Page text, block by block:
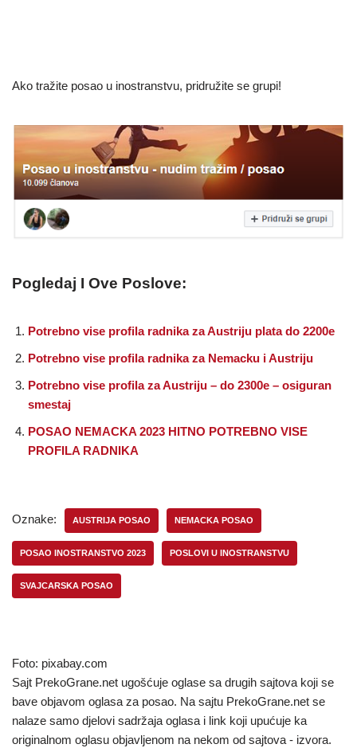
Ako tražite posao u inostranstvu, pridružite se grupi!
Pogledaj I Ove Poslove:
Potrebno vise profila radnika za Austriju plata do 2200e
Potrebno vise profila radnika za Nemacku i Austriju
Potrebno vise profila za Austriju – do 2300e – osiguran
smestaj
POSAO NEMACKA 2023 HITNO POTREBNO VISE
PROFILA RADNIKA
Oznake: AUSTRIJA POSAO NEMACKA POSAO
POSAO INOSTRANSTVO 2023 POSLOVI U INOSTRANSTVU
SVAJCARSKA POSAO
Foto: pixabay.com
Sajt PrekoGrane.net ugošćuje oglase sa drugih sajtova koji se
bave objavom oglasa za posao. Na sajtu PrekoGrane.net se
nalaze samo djelovi sadržaja oglasa i link koji upućuje ka
originalnom oglasu objavljenom na nekom od sajtova - izvora.